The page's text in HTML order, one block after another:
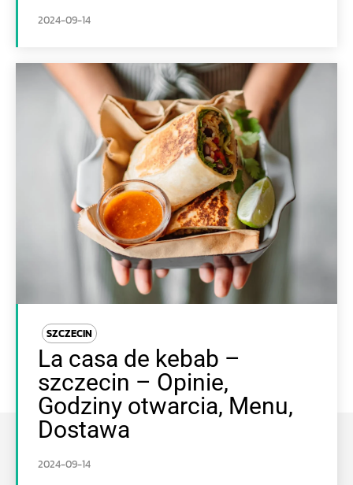
2024-09-14
SZCZECIN
La casa de kebab –
szczecin – Opinie,
Godziny otwarcia, Menu,
Dostawa
2024-09-14